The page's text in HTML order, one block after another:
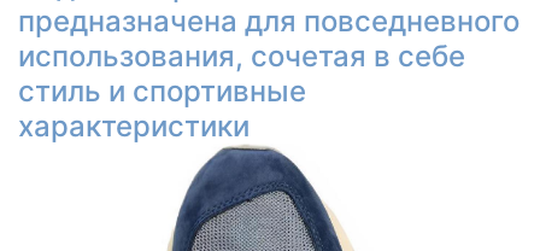
предназначена для повседневного
использования, сочетая в себе
стиль и спортивные
характеристики